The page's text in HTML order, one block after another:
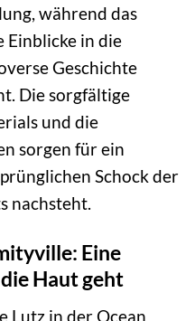
während das
in die
Geschichte
Die sorgfältige
und die
sorgen für ein
Schock der
nachsteht.
Eine
Haut geht
Lutz in der Ocean